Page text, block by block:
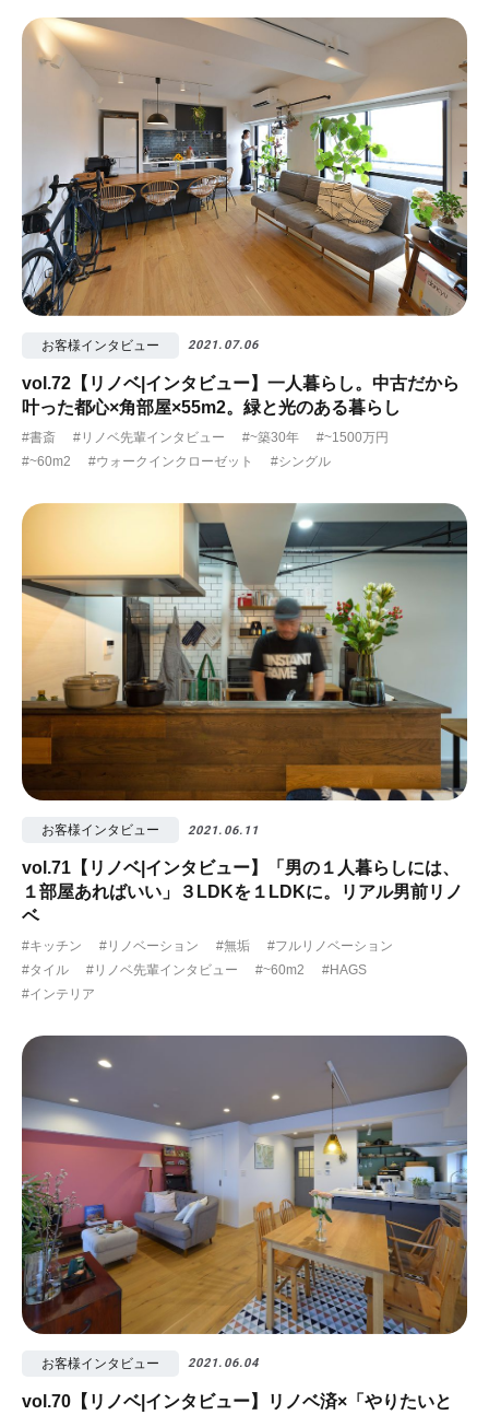
お客様インタビュー 2021.07.06
vol.72【リノベ|インタビュー】一人暮らし。中古だから
叶った都心×角部屋×55m2。緑と光のある暮らし
#書斎 #リノベ先輩インタビュー #~築30年
#~1500万円
#~60m2
#ウォークインクローゼット #シングル
お客様インタビュー 2021.06.11
vol.71【リノベ|インタビュー】「男の１人暮らしには、
１部屋あればいい」３LDKを１LDKに。リアル男前リノ
ベ
#キッチン #リノベーション #無垢
#フルリノベーション
#タイル
#リノベ先輩インタビュー #~60m2
#HAGS
#インテリア
お客様インタビュー 2021.06.04
vol.70【リノベ|インタビュー】リノベ済×「やりたいと